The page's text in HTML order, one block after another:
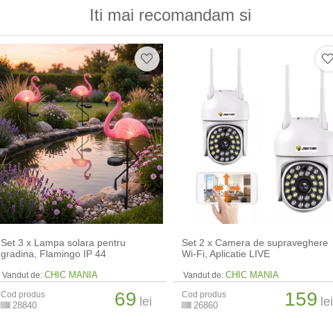
Iti mai recomandam si
Set 3 x Lampa solara pentru
gradina, Flamingo IP 44
Vandut de: CHIC MANIA
Cod produs
28840 69 lei
Set 2 x Camera de supraveghere
Wi-Fi, Aplicatie LIVE
Vandut de: CHIC MANIA
Cod produs
26860 159 lei